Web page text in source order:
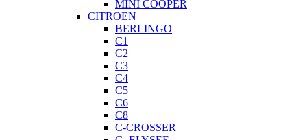
MINI COOPER
CITROEN
BERLINGO
C1
C2
C3
C4
C5
C6
C8
C-CROSSER